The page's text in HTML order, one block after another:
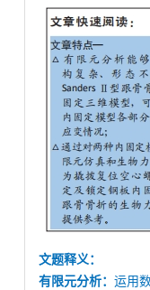
文题释义：
有限元分析：运用